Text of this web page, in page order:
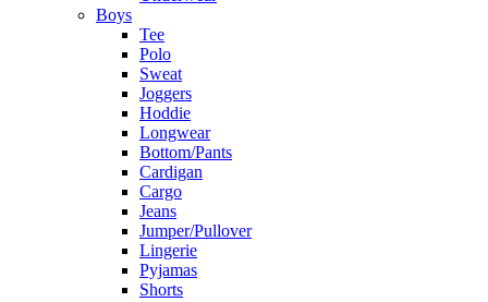
Boys
Tee
Polo
Sweat
Joggers
Hoddie
Longwear
Bottom/Pants
Cardigan
Cargo
Jeans
Jumper/Pullover
Lingerie
Pyjamas
Shorts